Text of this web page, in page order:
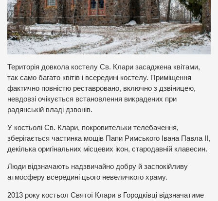
Територія довкола костелу Св. Клари засаджена квітами,
так само багато квітів і всередині костелу. Приміщення
фактично повністю реставровано, включно з дзвіницею,
невдовзі очікується встановлення викрадених при
радянській владі дзвонів.
У костьолі Св. Клари, покровительки телебачення,
зберігається частинка мощів Папи Римського Івана Павла ІІ,
декілька оригінальних місцевих ікон, стародавній клавесин.
Люди відзначають надзвичайно добру й заспокійливу
атмосферу всередині цього невеличкого храму.
2013 року костьол Святої Клари в Городківці відзначатиме